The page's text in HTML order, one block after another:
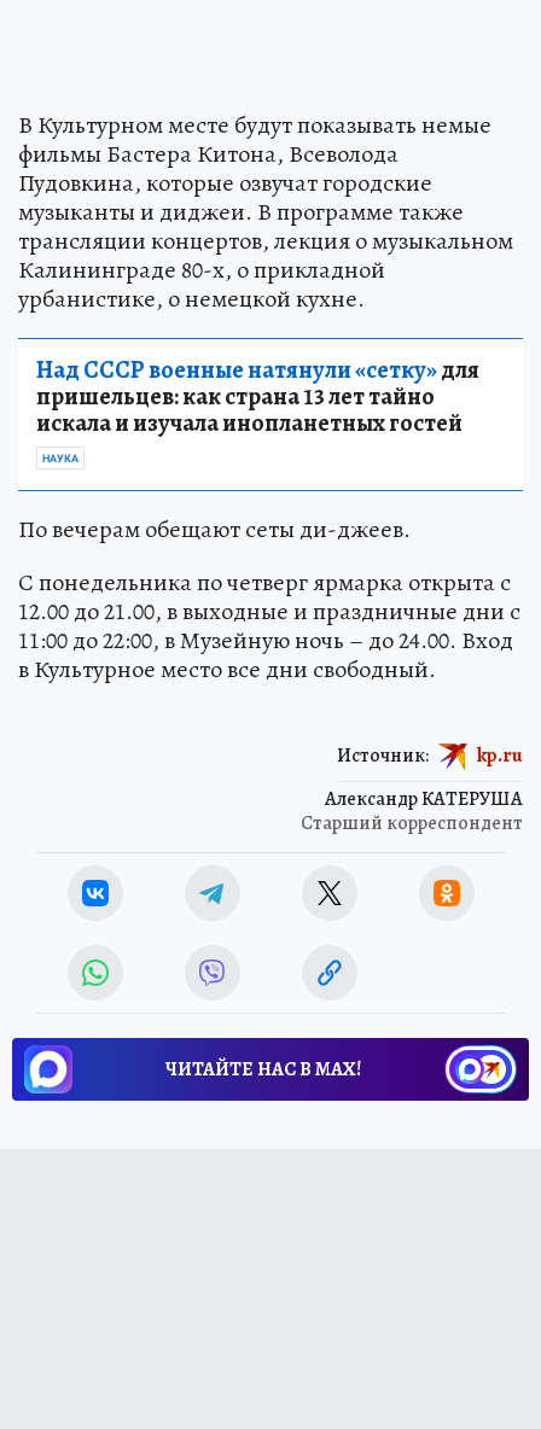
В Культурном месте будут показывать немые
фильмы Бастера Китона, Всеволода
Пудовкина, которые озвучат городские
музыканты и диджеи. В программе также
трансляции концертов, лекция о музыкальном
Калининграде 80-х, о прикладной
урбанистике, о немецкой кухне.
Над СССР военные натянули «сетку»для
пришельцев: как страна 13 лет тайно
искала и изучала инопланетных гостей
НАУКА
По вечерам обещают сеты ди-джеев.
С понедельника по четверг ярмарка открыта с
12.00 до 21.00, в выходные и праздничные дни с
11:00 до 22:00, в Музейную ночь – до 24.00. Вход
в Культурное место все дни свободный.
Александр КАТЕРУША
Старший корреспондент
Источник: kp.ru
ЧИТАЙТЕ НАС В МАХ!